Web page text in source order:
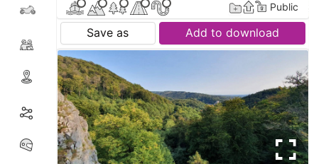
Public
Save as Add to download